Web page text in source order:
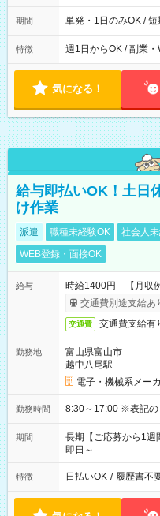
間は 試験により異
期間 単発・1日のみOK / 短
特徴 週1日からOK / 副業
気になる！
給与即払いOK！土日
け作業
派遣 職種未経験OK 社会人
WEB登録・面接OK
給与
時給1400円 【月収
交通費別途支給あ
交通費 交通費支給有
勤務地
富山県富山市
越中八尾駅
電子・機械系メー
勤務時間 8:30～
期間
長期【ご応募から1週
即日～
特徴 日払いOK / 履歴書不